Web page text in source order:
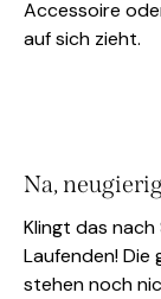
Accessoire
auf sich zieht.
Na,
Klingt das
Laufenden! Die
stehen noch